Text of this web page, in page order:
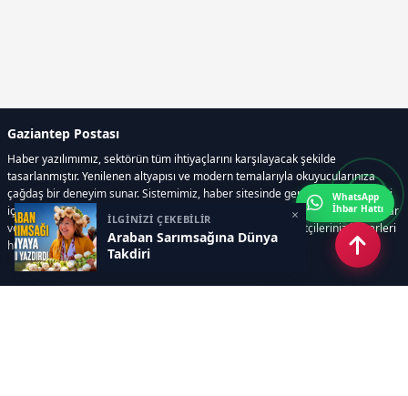
İLGİNİZİ ÇEKEBİLİR
Araban Sarımsağına Dünya
Takdiri
×
Gaziantep Postası
Haber yazılımımız, sektörün tüm ihtiyaçlarını karşılayacak şekilde
tasarlanmıştır. Yenilenen altyapısı ve modern temalarıyla okuyucularınıza
çağdaş bir deneyim sunar. Sistemimiz, haber sitesinde gerekli tüm modülleri
içerir. Siz içerik üretmeye odaklanırken, yazılımımız zamandan tasarruf sağlar
ve süreçlerinizi kolaylaştırır. Etkili arayüzü sayesinde ziyaretçileriniz haberleri
hızlı ve keyifle takip edebilir.
WhatsApp
İhbar Hattı